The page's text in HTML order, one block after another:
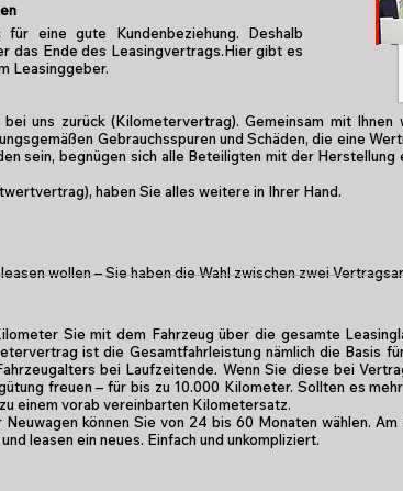
eine gute Kundenbeziehung. Deshalb
das Ende des Leasingvertrags.Hier gibt es
Leasinggeber.
uns zurück (Kilometervertrag). Gemeinsam mit
Gebrauchsspuren und Schäden, die eine
sein, begnügen sich alle Beteiligten mit der Herstellung
haben Sie alles weitere in Ihrer Hand.
wollen – Sie haben die Wahl zwischen zwei
Sie mit dem Fahrzeug über die gesamte
ist die Gesamtfahrleistung nämlich die Basis
bei Laufzeitende. Wenn Sie diese bei
freuen – für bis zu 10.000 Kilometer. Sollten es
einem vorab vereinbarten Kilometersatz.
können Sie von 24 bis 60 Monaten wählen.
leasen ein neues. Einfach und unkompliziert.